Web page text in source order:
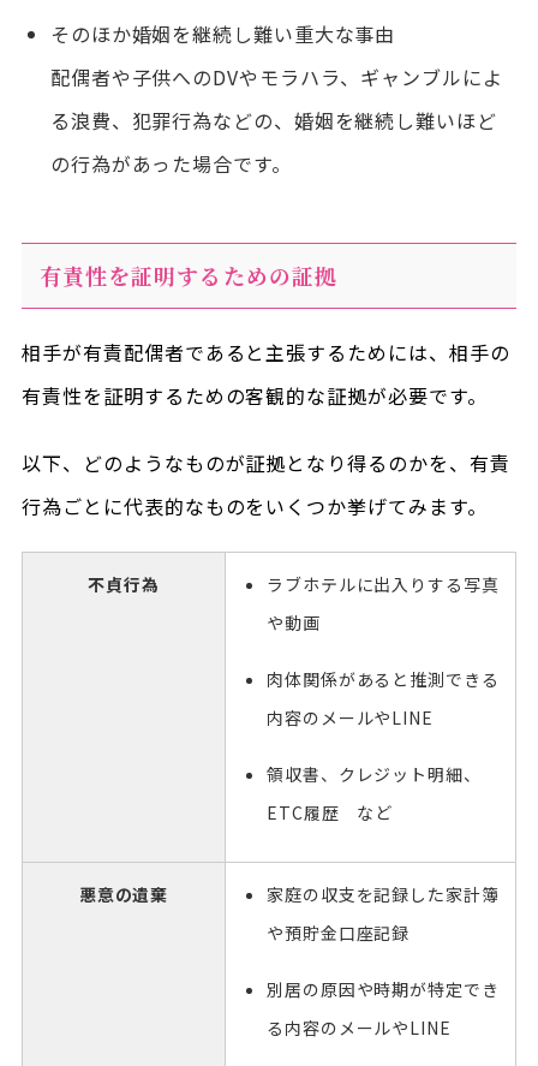
そのほか婚姻を継続し難い重大な事由
配偶者や子供へのDVやモラハラ、ギャンブルによ
る浪費、犯罪行為などの、婚姻を継続し難いほど
の行為があった場合です。
有責性を証明するための証拠
相手が有責配偶者であると主張するためには、相手の
有責性を証明するための客観的な証拠が必要です。
以下、どのようなものが証拠となり得るのかを、有責
行為ごとに代表的なものをいくつか挙げてみます。
不貞行為
ラブホテルに出入りする写真
や動画
肉体関係があると推測できる
内容のメールやLINE
領収書、クレジット明細、
ETC履歴 など
悪意の遺棄
家庭の収支を記録した家計簿
や預貯金口座記録
別居の原因や時期が特定でき
る内容のメールやLINE